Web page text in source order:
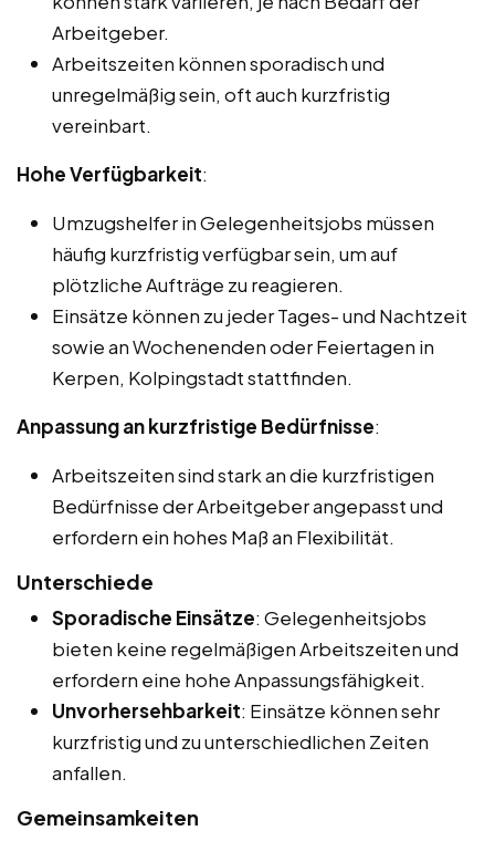
Arbeitgeber.
Arbeitszeiten können sporadisch und
unregelmäßig sein, oft auch kurzfristig
vereinbart.
Hohe Verfügbarkeit:
Umzugshelfer in Gelegenheitsjobs müssen
häufig kurzfristig verfügbar sein, um auf
plötzliche Aufträge zu reagieren.
Einsätze können zu jeder Tages- und Nachtzeit
sowie an Wochenenden oder Feiertagen in
Kerpen, Kolpingstadt stattfinden.
Anpassung an kurzfristige Bedürfnisse:
Arbeitszeiten sind stark an die kurzfristigen
Bedürfnisse der Arbeitgeber angepasst und
erfordern ein hohes Maß an Flexibilität.
Unterschiede
Sporadische Einsätze: Gelegenheitsjobs
bieten keine regelmäßigen Arbeitszeiten und
erfordern eine hohe Anpassungsfähigkeit.
Unvorhersehbarkeit: Einsätze können sehr
kurzfristig und zu unterschiedlichen Zeiten
anfallen.
Gemeinsamkeiten